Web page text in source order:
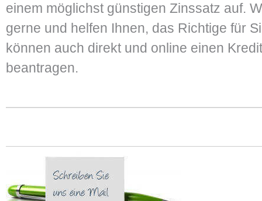
einem möglichst günstigen Zinssatz auf.
gerne und helfen Ihnen, das Richtige für
können auch direkt und online einen
beantragen.